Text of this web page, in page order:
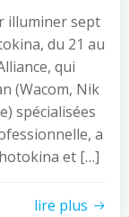
illuminer sept
du 21 au
qui
(Wacom, Nik
spécialisées
a
et […]
lire plus